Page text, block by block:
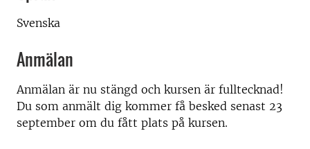
Svenska
Anmälan
Anmälan är nu stängd och kursen är fulltecknad!
Du som anmält dig kommer få besked senast 23
september om du fått plats på kursen.